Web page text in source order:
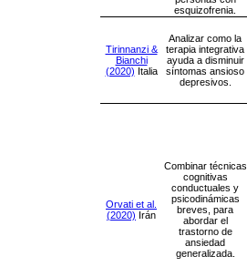
esquizofrenia.
Tirinnanzi &
Bianchi
(2020) Italia
Analizar como la
terapia integrativa
ayuda a disminuir
síntomas ansioso
depresivos.
Orvati et al.
(2020) Irán
Combinar técnicas
cognitivas
conductuales y
psicodinámicas
breves, para
abordar el
trastorno de
ansiedad
generalizada.